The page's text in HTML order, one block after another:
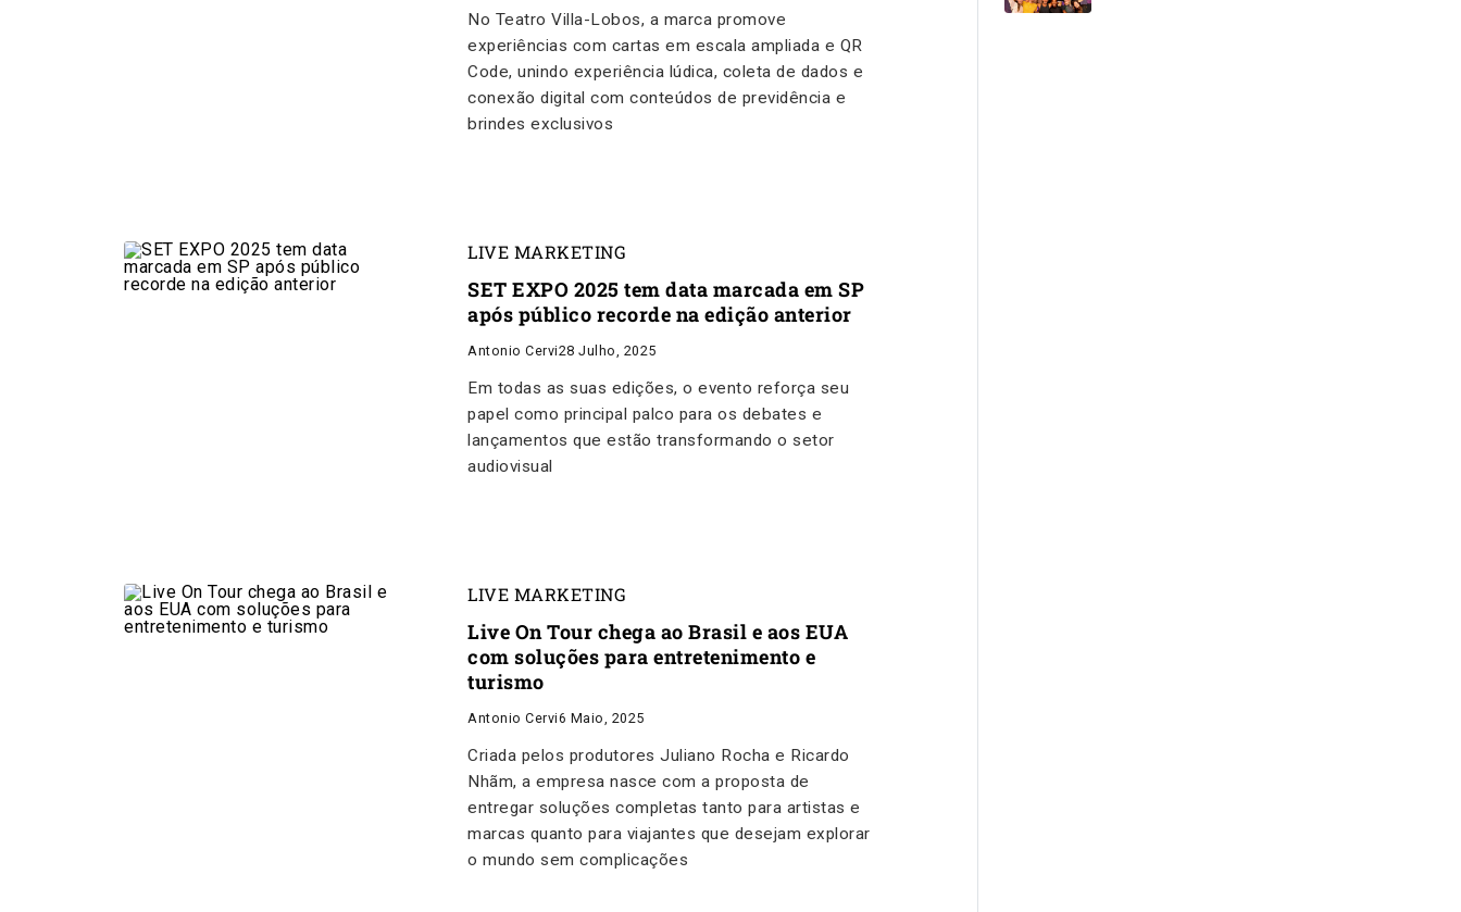
No Teatro Villa-Lobos, a marca promove
experiências com cartas em escala ampliada e QR
Code, unindo experiência lúdica, coleta de dados e
conexão digital com conteúdos de previdência e
brindes exclusivos
LIVE MARKETING
SET EXPO 2025 tem data marcada em SP
após público recorde na edição anterior
Antonio Cervi28 Julho, 2025
Em todas as suas edições, o evento reforça seu
papel como principal palco para os debates e
lançamentos que estão transformando o setor
audiovisual
LIVE MARKETING
Live On Tour chega ao Brasil e aos EUA
com soluções para entretenimento e
turismo
Antonio Cervi6 Maio, 2025
Criada pelos produtores Juliano Rocha e Ricardo
Nhãm, a empresa nasce com a proposta de
entregar soluções completas tanto para artistas e
marcas quanto para viajantes que desejam explorar
o mundo sem complicações